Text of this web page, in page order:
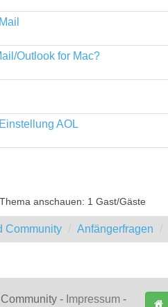
Outlook for Mac?
AOL
anschauen: 1 Gast/Gäste
Community Anfängerfragen
- Impressum -